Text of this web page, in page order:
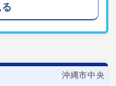
沖縄市中央